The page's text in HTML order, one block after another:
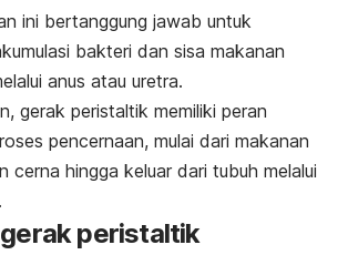
ini bertanggung jawab untuk
bakteri dan sisa makanan
anus atau uretra.
gerak peristaltik memiliki peran
pencernaan, mulai dari makanan
cerna hingga keluar dari tubuh melalui
peristaltik